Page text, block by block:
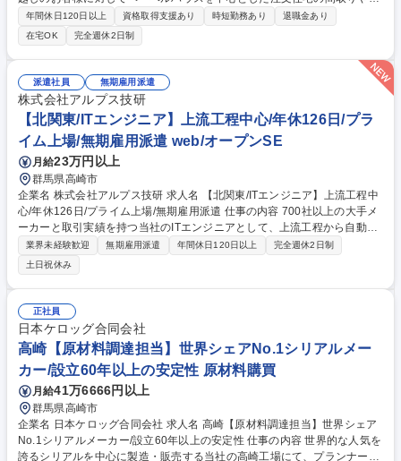
算のヒアリングから、設計担当と協働し、設計プランや資金計画のご提
案・引き渡し等お客様に寄り添い一貫してご担当頂きます。 【OJT制度】
インストラクター制度により、一定期間は先輩社員が丁寧にフォローさせ
ていただきますので、未経験でも安心してご就業が可能です。【安心のチ
ーム制】アポイントが重複した際には、チーム員が代わりにお客様との打
ち合わせに出たり、日頃から物件の情報共有をして「協力体制」を構築。
営業個人の成績も求められますが、それ以上に営業チームとしての目標達
成に向けてチーム一丸となって受注活動を実施しています。 募集職種 [群
馬]【ヘーベルハウス注文住宅営業】完全未経験歓迎/フレックス・在宅勤
務可
年間休日120日以上 資格取得支援あり 時短勤務あり
退職金あり
在宅OK
完全週休2日制
派遣社員 無期雇用派遣
株式会社アルプス技研
【北関東/ITエンジニア】上流工程中心/年休126日/プラ
イム上場/無期雇用派遣 web/オープンSE
月給23万円以上
群馬県高崎市
企業名 株式会社アルプス技研 求人名 【北関東/ITエンジニア】上流工程中
心/年休126日/プライム上場/無期雇用派遣 仕事の内容 700社以上の大手メ
ーカーと取引実績を持つ当社のITエンジニアとして、上流工程から自動車
や半導体製造装置等の設計・開発をお任せします。要件定義～運用までの
上流工程を中心にこれまでのご経験を生かせます。 【案件例】■業務系シ
ステム開発：通信インフラ系、官公庁系、金融系、生損保系 他 ■Web系開
発：グルメサイト、ECサイト、情報誌系サイト、会員管理システム 他 ★
上流工程から開発、運用、保守まで一気通貫して業務に携わることが可能
です。得意な分野・言語、キャリアプラン、就業環境、勤務地など、ご希
望を確認した上で適切なプロジェクトにアサインします。 募集職種 【北
関東/ITエンジニア】上流工程中心/年休126日/プライム上場/無期雇用派遣
業界未経験歓迎 無期雇用派遣 年間休日120日以上
完全週休2日制
土日祝休み
正社員
日本ケロッグ合同会社
高崎【原材料調達担当】世界シェアNo.1シリアルメー
カー/設立60年以上の安定性 原材料購買
月給41万6666円以上
群馬県高崎市
企業名 日本ケロッグ合同会社 求人名 高崎【原材料調達担当】世界シェア
No.1シリアルメーカー/設立60年以上の安定性 仕事の内容 世界的な人気を
誇るシリアルを中心に製造・販売する当社の高崎工場にて、プランナーが